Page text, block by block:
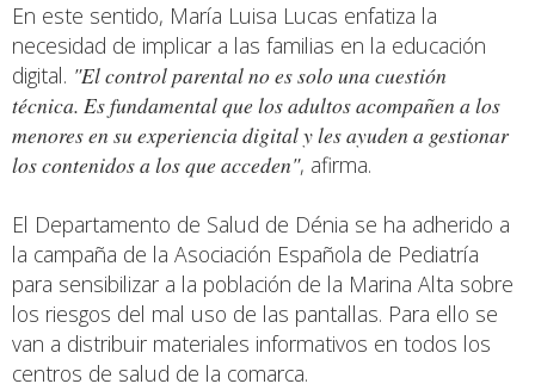
En este sentido, María Luisa Lucas enfatiza la
necesidad de implicar a las familias en la educación
digital. "El control parental no es solo una cuestión
técnica. Es fundamental que los adultos acompañen a los
menores en su experiencia digital y les ayuden a gestionar
los contenidos a los que acceden", afirma.
El Departamento de Salud de Dénia se ha adherido a
la campaña de la Asociación Española de Pediatría
para sensibilizar a la población de la Marina Alta sobre
los riesgos del mal uso de las pantallas. Para ello se
van a distribuir materiales informativos en todos los
centros de salud de la comarca.